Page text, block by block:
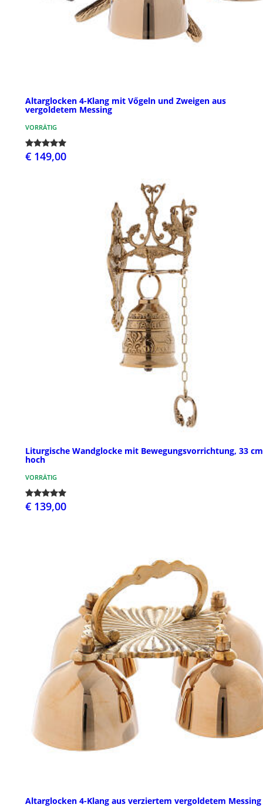
Altarglocken 4-Klang mit Vőgeln und Zweigen aus
vergoldetem Messing
VORRÄTIG
€ 149,00
Liturgische Wandglocke mit Bewegungsvorrichtung, 33 cm
hoch
VORRÄTIG
€ 139,00
Altarglocken 4-Klang aus verziertem vergoldetem Messing